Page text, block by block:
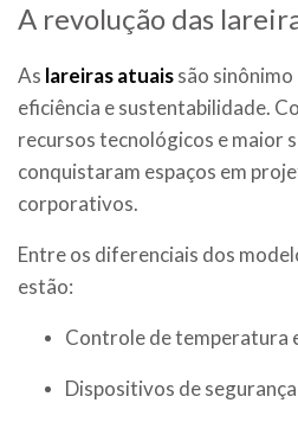
A revolução das
As lareiras atuaissão
eficiência e sustentabilidade.
recursos tecnológicos e maior
conquistaram espaços em
corporativos.
Entre os diferenciais dos
estão:
Controle de temperatura
Dispositivos de